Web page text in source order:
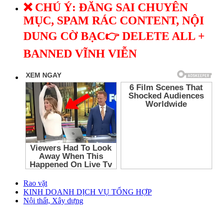
❌ CHÚ Ý: ĐĂNG SAI CHUYÊN
MỤC, SPAM RÁC CONTENT, NỘI
DUNG CỜ BẠC👉 DELETE ALL +
BANNED VĨNH VIỄN
Rao vặt
KINH DOANH DỊCH VỤ TỔNG HỢP
Nội thất, Xây dựng